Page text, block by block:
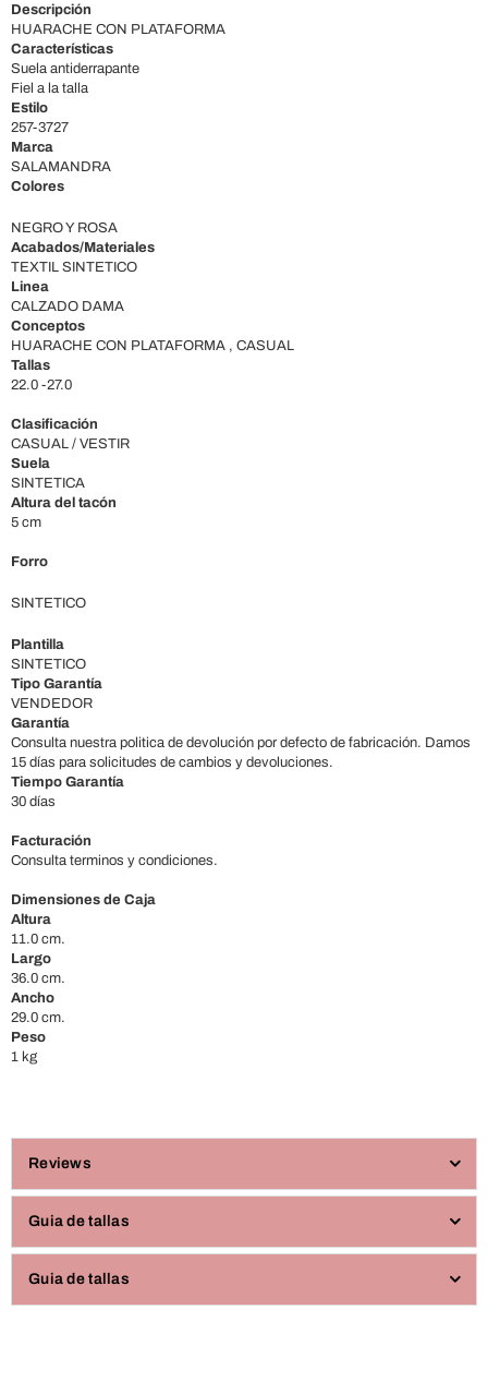
Descripción
HUARACHE CON PLATAFORMA
Características
Suela antiderrapante
Fiel a la talla
Estilo
257-3727
Marca
SALAMANDRA
Colores
NEGRO Y ROSA
Acabados/Materiales
TEXTIL SINTETICO
Linea
CALZADO DAMA
Conceptos
HUARACHE CON PLATAFORMA , CASUAL
Tallas
22.0 -27.0
Clasificación
CASUAL / VESTIR
Suela
SINTETICA
Altura del tacón
5 cm
Forro
SINTETICO
Plantilla
SINTETICO
Tipo Garantía
VENDEDOR
Garantía
Consulta nuestra politica de devolución por defecto de fabricación. Damos
15 días para solicitudes de cambios y devoluciones.
Tiempo Garantía
30 días
Facturación
Consulta terminos y condiciones.
Dimensiones de Caja
Altura
11.0 cm.
Largo
36.0 cm.
Ancho
29.0 cm.
Peso
1 kg
Reviews
Guia de tallas
Guia de tallas